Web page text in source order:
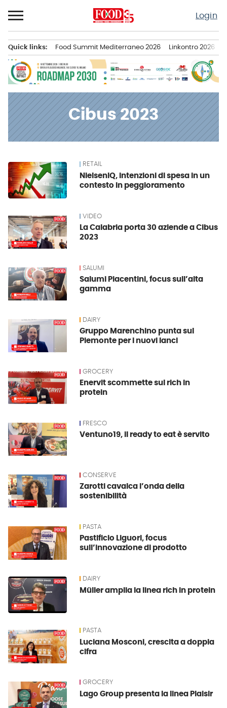
al
contenuto
Login
principale
Quick links: Food Summit Mediterraneo 2026 Linkontro 2026
Cibus 2023
News RETAIL
NielsenIQ, intenzioni di spesa in un
contesto in peggioramento
VIDEO
La Calabria porta 30 aziende a Cibus
2023
SALUMI
Salumi Piacentini, focus sull’alta
gamma
DAIRY
Gruppo Marenchino punta sul
Piemonte per i nuovi lanci
GROCERY
Enervit scommette sul rich in
protein
FRESCO
Ventuno19, il ready to eat è servito
CONSERVE
Zarotti cavalca l’onda della
sostenibilità
PASTA
Pastificio Liguori, focus
sull’innovazione di prodotto
DAIRY
Müller amplia la linea rich in protein
PASTA
Luciana Mosconi, crescita a doppia
cifra
GROCERY
Lago Group presenta la linea Plaisir